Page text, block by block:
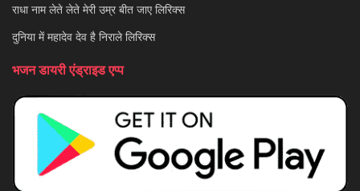
राधा नाम लेते लेते मेरी उम्र बीत जाए लिरिक्स
दुनिया में महादेव देव है निराले लिरिक्स
भजन डायरी एंड्राइड एप्प